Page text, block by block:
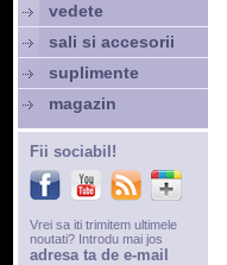
vedete
sali si accesorii
suplimente
magazin
Fii sociabil!
Vrei sa iti trimitem ultimele
noutati? Introdu mai jos
adresa ta de e-mail